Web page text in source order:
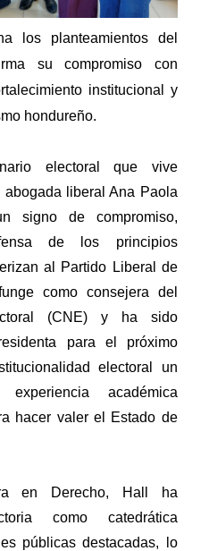
los planteamientos del
su compromiso con
institucional y
hondureño.
electoral que vive
liberal Ana Paola
signo de compromiso,
de los principios
al Partido Liberal de
como consejera del
(CNE) y ha sido
para el próximo
electoral un
académica
hacer valer el Estado de
en Derecho, Hall ha
como catedrática
públicas destacadas, lo